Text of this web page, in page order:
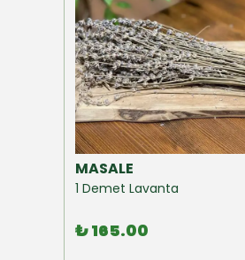
MASALE
1 Demet Lavanta
₺ 165.00